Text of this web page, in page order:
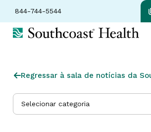
844-744-5544
Regressar à sala de notícias da
Selecionar categoria